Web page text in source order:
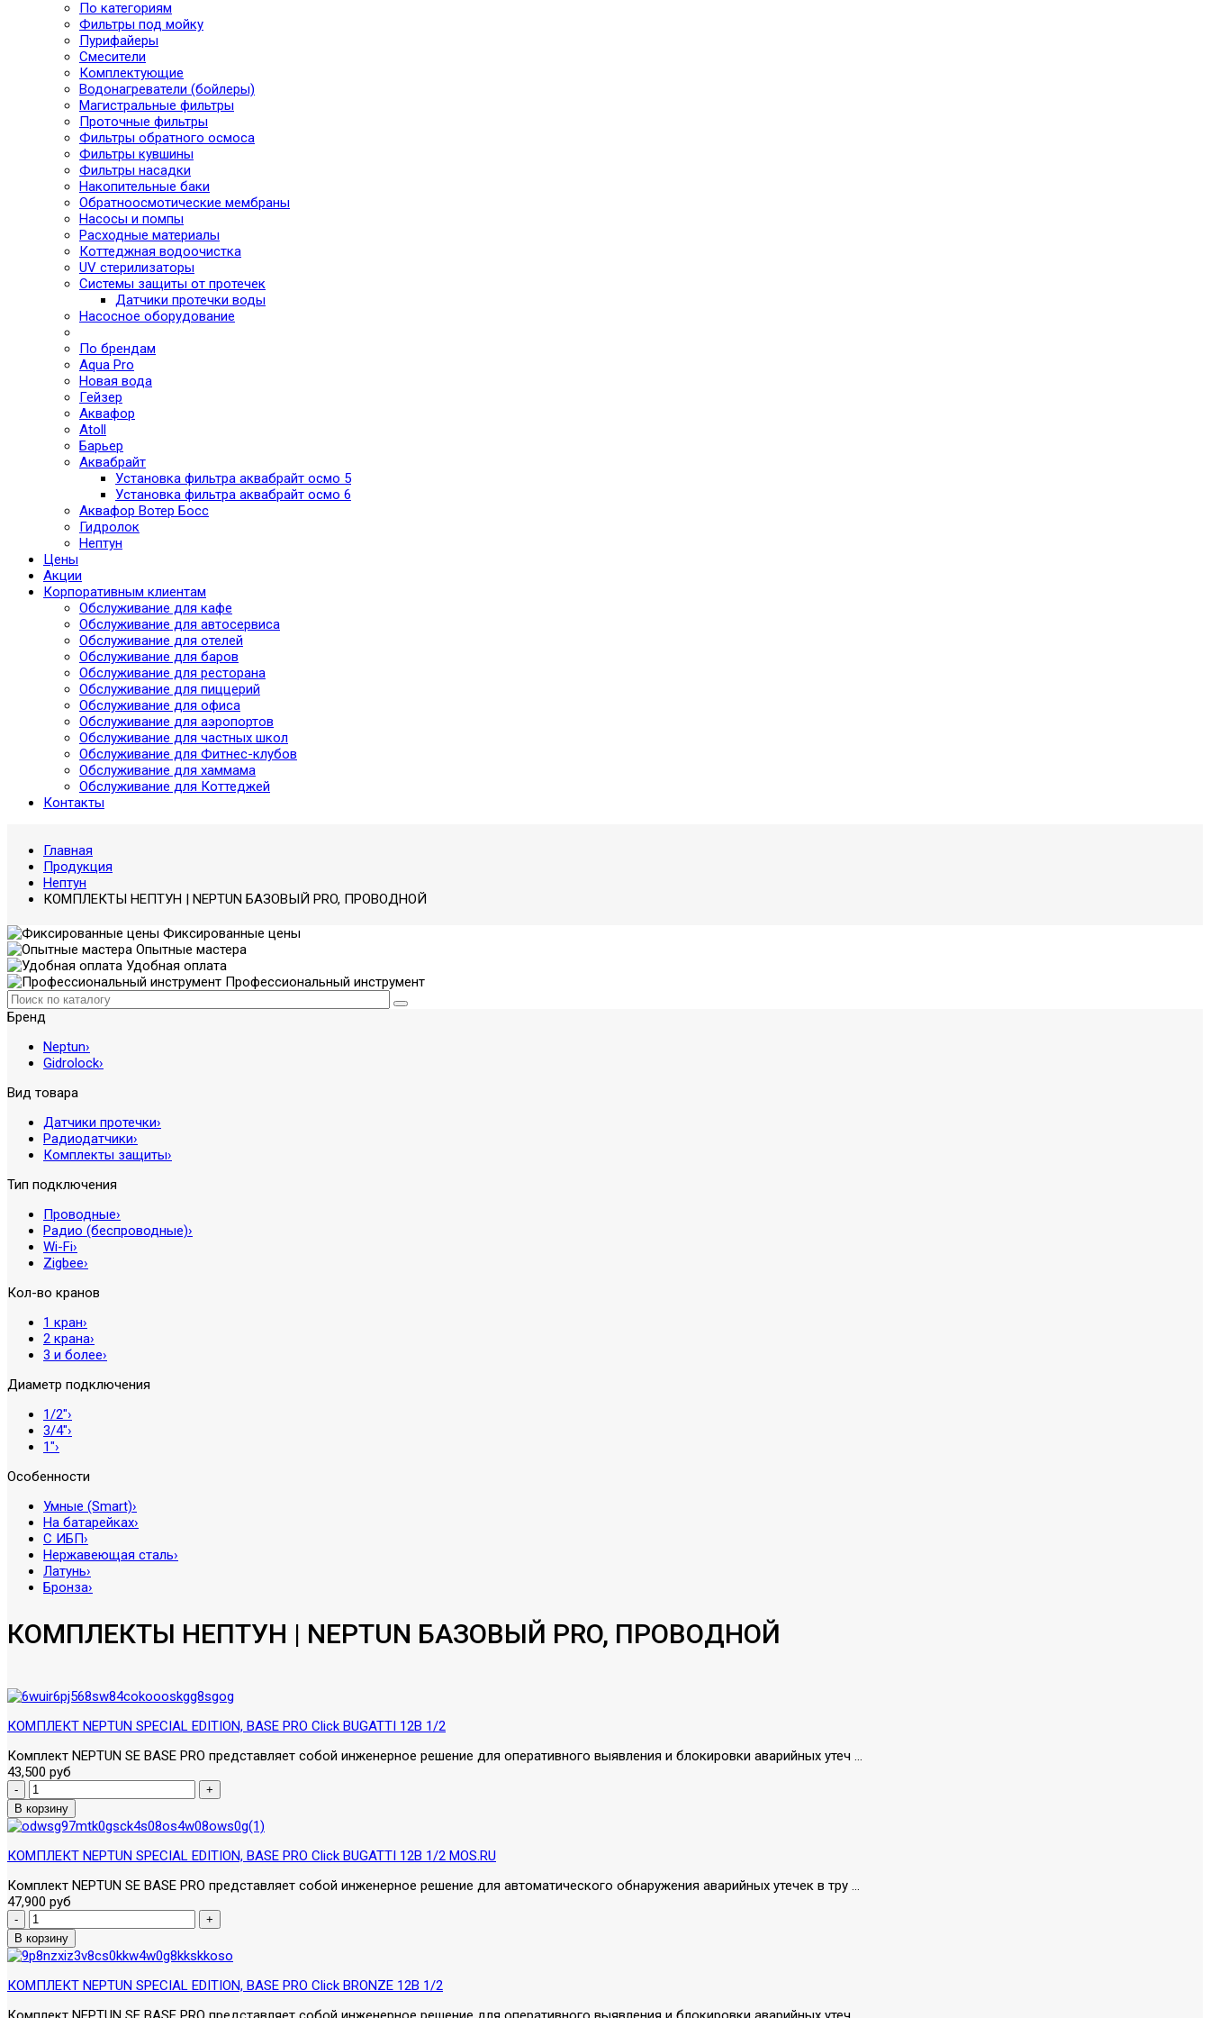
По категориям
Фильтры под мойку
Пурифайеры
Смесители
Комплектующие
Водонагреватели (бойлеры)
Магистральные фильтры
Проточные фильтры
Фильтры обратного осмоса
Фильтры кувшины
Фильтры насадки
Накопительные баки
Обратноосмотические мембраны
Насосы и помпы
Расходные материалы
Коттеджная водоочистка
UV стерилизаторы
Системы защиты от протечек
Датчики протечки воды
Насосное оборудование
По брендам
Aqua Pro
Новая вода
Гейзер
Аквафор
Atoll
Барьер
Аквабрайт
Установка фильтра аквабрайт осмо 5
Установка фильтра аквабрайт осмо 6
Аквафор Вотер Босс
Гидролок
Нептун
Цены
Акции
Корпоративным клиентам
Обслуживание для кафе
Обслуживание для автосервиса
Обслуживание для отелей
Обслуживание для баров
Обслуживание для ресторана
Обслуживание для пиццерий
Обслуживание для офиса
Обслуживание для аэропортов
Обслуживание для частных школ
Обслуживание для Фитнес-клубов
Обслуживание для хаммама
Обслуживание для Коттеджей
Контакты
Главная
Продукция
Нептун
КОМПЛЕКТЫ НЕПТУН | NEPTUN БАЗОВЫЙ PRO, ПРОВОДНОЙ
Фиксированные цены
Опытные мастера
Удобная оплата
Профессиональный инструмент
Бренд
Neptun›
Gidrolock›
Вид товара
Датчики протечки›
Радиодатчики›
Комплекты защиты›
Тип подключения
Проводные›
Радио (беспроводные)›
Wi-Fi›
Zigbee›
Кол-во кранов
1 кран›
2 крана›
3 и более›
Диаметр подключения
1/2″›
3/4″›
1″›
Особенности
Умные (Smart)›
На батарейках›
С ИБП›
Нержавеющая сталь›
Латунь›
Бронза›
КОМПЛЕКТЫ НЕПТУН | NEPTUN БАЗОВЫЙ PRO, ПРОВОДНОЙ
КОМПЛЕКТ NEPTUN SPECIAL EDITION, BASE PRO Click BUGATTI 12В 1/2
Комплект NEPTUN SE BASE PRO представляет собой инженерное решение для оперативного выявления и блокировки аварийных утеч ...
43,500 руб
КОМПЛЕКТ NEPTUN SPECIAL EDITION, BASE PRO Click BUGATTI 12В 1/2 MOS.RU
Комплект NEPTUN SE BASE PRO представляет собой инженерное решение для автоматического обнаружения аварийных утечек в тру ...
47,900 руб
КОМПЛЕКТ NEPTUN SPECIAL EDITION, BASE PRO Click BRONZE 12В 1/2